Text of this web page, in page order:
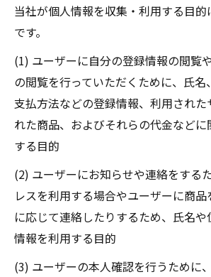
当社が個人情報を収集・利用する目的
です。
(1) ユーザーに自分の登録情報の閲覧
の閲覧を行っていただくために、氏名
支払方法などの登録情報、利用された
れた商品、およびそれらの代金など
する目的
(2) ユーザーにお知らせや連絡をする
レスを利用する場合やユーザーに商
に応じて連絡したりするため、氏名
情報を利用する目的
(3) ユーザーの本人確認を行うために